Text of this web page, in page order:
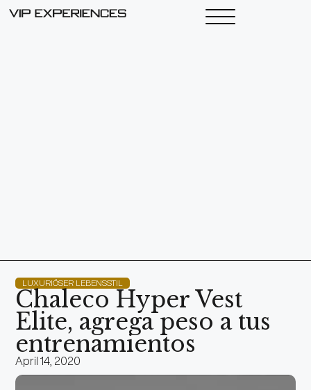
LUXURIÖSER LEBENSSTIL
Chaleco Hyper Vest
Elite, agrega peso a tus
entrenamientos
April 14, 2020